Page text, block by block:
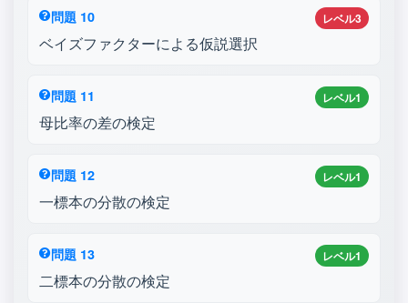
レベル3
問題 10
ベイズファクターによる仮説選択
レベル1
問題 11
母比率の差の検定
レベル1
問題 12
一標本の分散の検定
レベル1
問題 13
二標本の分散の検定